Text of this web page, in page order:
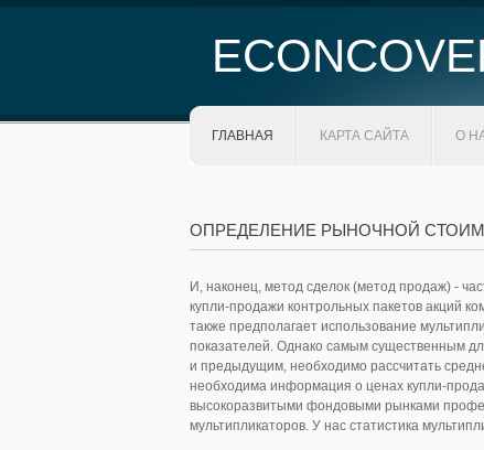
ГЛАВНАЯ КАРТА САЙТА О
ОПРЕДЕЛЕНИЕ РЫНОЧНОЙ
И, наконец, метод сделок (метод продаж) -
купли-продажи контрольных пакетов акций
также предполагает использование
показателей. Однако самым существенным
и предыдущим, необходимо рассчитать
необходима информация о ценах купли-
высокоразвитыми фондовыми рынками
мультипликаторов. У нас статистика